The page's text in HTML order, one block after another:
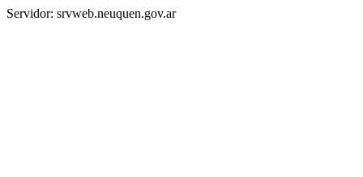
Servidor: srvweb.neuquen.gov.ar